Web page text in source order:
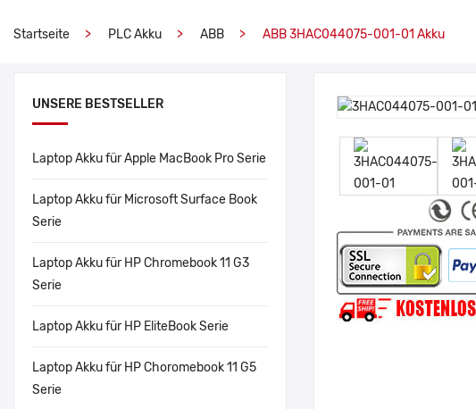
Startseite PLC Akku ABB ABB 3HAC044075-001-01 Akku
UNSERE BESTSELLER
Laptop Akku für Apple MacBook Pro Serie
Laptop Akku für Microsoft Surface Book
Serie
Laptop Akku für HP Chromebook 11 G3
Serie
Laptop Akku für HP EliteBook Serie
Laptop Akku für HP Choromebook 11 G5
Serie